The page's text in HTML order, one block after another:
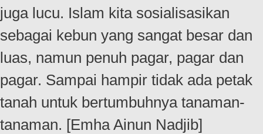
juga lucu. Islam kita sosialisasikan
sebagai kebun yang sangat besar dan
luas, namun penuh pagar, pagar dan
pagar. Sampai hampir tidak ada petak
tanah untuk bertumbuhnya tanaman-
tanaman. [Emha Ainun Nadjib]